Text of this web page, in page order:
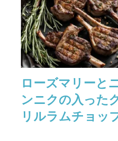
ローズマリーと
ンニクの⼊った
リルラムチョッ